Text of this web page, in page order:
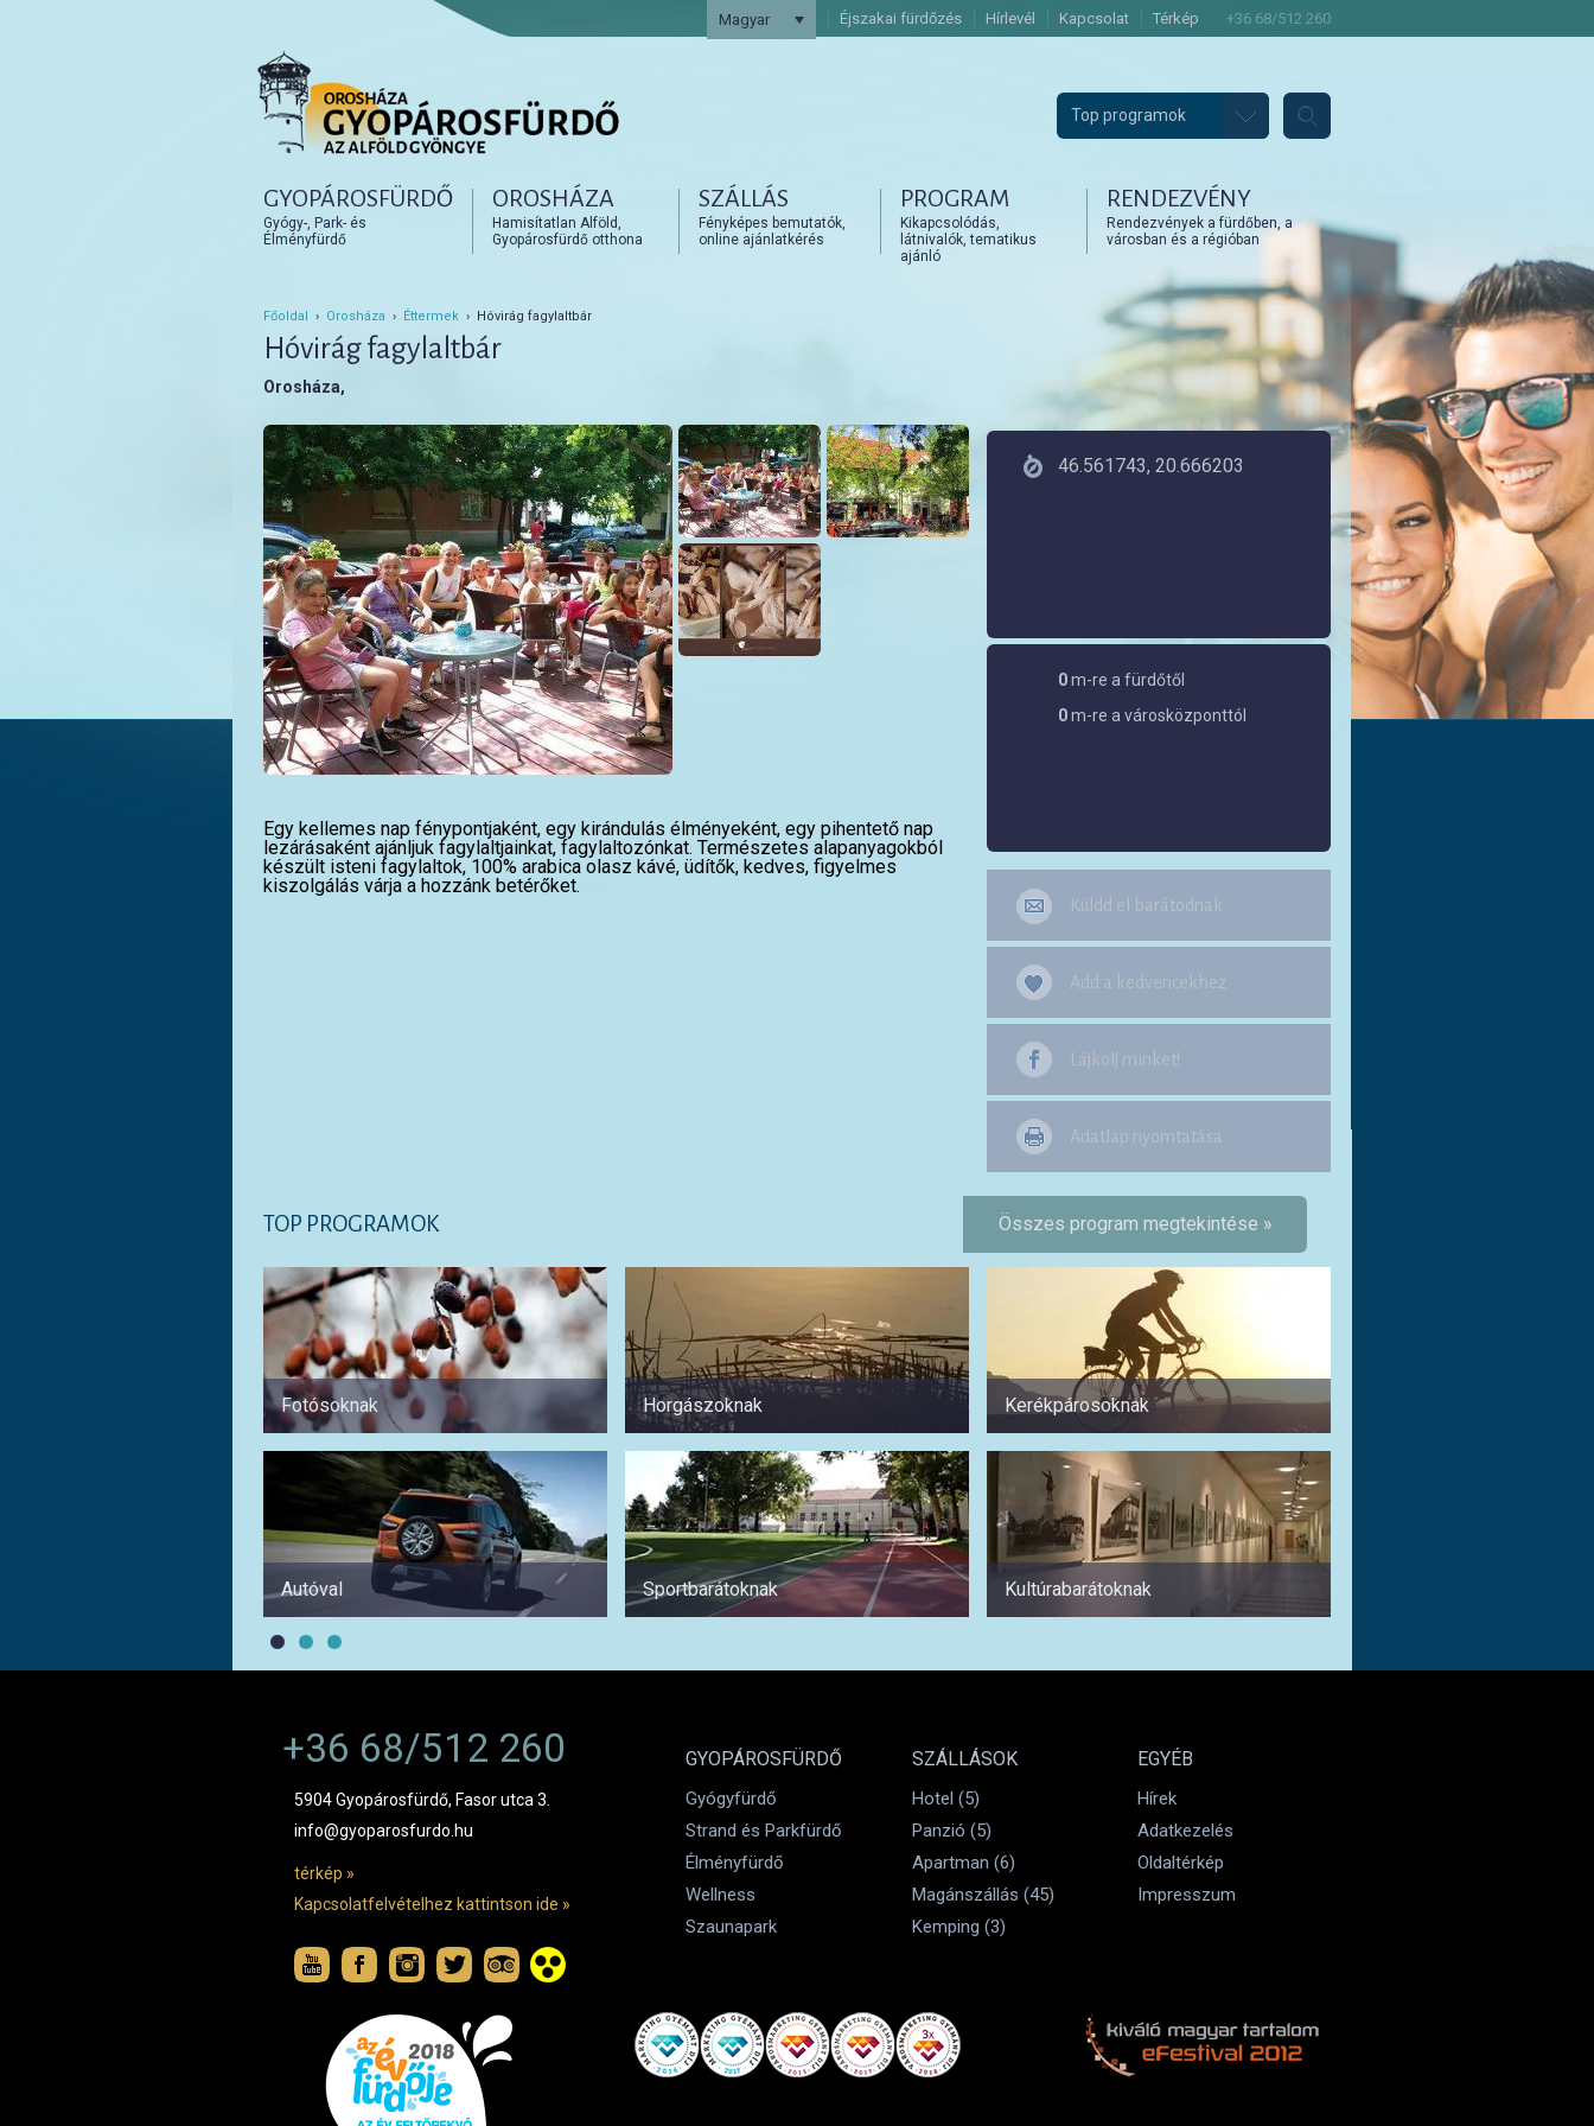
Magyar Éjszakai fürdőzés Hírlevél Kapcsolat Térkép +36 68/512 260
Top programok
Tovább az elsődleges tartalomra
Tovább a másodlagos tartalomra
GYOPÁROSFÜRDŐ
Gyógy-, Park- és
Élményfürdő
OROSHÁZA
Hamisítatlan Alföld,
Gyopárosfürdő otthona
SZÁLLÁS
Fényképes bemutatók,
online ajánlatkérés
PROGRAM
Kikapcsolódás,
látnivalók, tematikus
ajánló
RENDEZVÉNY
Rendezvények a fürdőben, a
városban és a régióban
Főoldal › Orosháza › Éttermek › Hóvirág fagylaltbár
Hóvirág fagylaltbár
Orosháza,
46.561743, 20.666203
0m-re a fürdőtől
0m-re a városközponttól
Egy kellemes nap fénypontjaként, egy kirándulás élményeként, egy pihentető nap
lezárásaként ajánljuk fagylaltjainkat, fagylaltozónkat. Természetes alapanyagokból
készült isteni fagylaltok, 100% arabica olasz kávé, üdítők, kedves, figyelmes
kiszolgálás várja a hozzánk betérőket.
Küldd el barátodnak
Add a kedvencekhez
Lájkolj minket!
Adatlap nyomtatása
TOP PROGRAMOK Összes program megtekintése »
Fotósoknak Horgászoknak Kerékpárosoknak
Autóval Sportbarátoknak Kultúrabarátoknak
+36 68/512 260
5904 Gyopárosfürdő, Fasor utca 3.
info@gyoparosfurdo.hu
térkép »
Kapcsolatfelvételhez kattintson ide »
GYOPÁROSFÜRDŐ
Gyógyfürdő
Strand és Parkfürdő
Élményfürdő
Wellness
Szaunapark
SZÁLLÁSOK
Hotel (5)
Panzió (5)
Apartman (6)
Magánszállás (45)
Kemping (3)
EGYÉB
Hírek
Adatkezelés
Oldaltérkép
Impresszum